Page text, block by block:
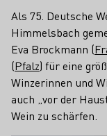
Als 75. Deutsche
Himmelsbach
Eva Brockmann (
(Pfalz) für eine
Winzerinnen und
auch „vor der
Wein zu schärfen.